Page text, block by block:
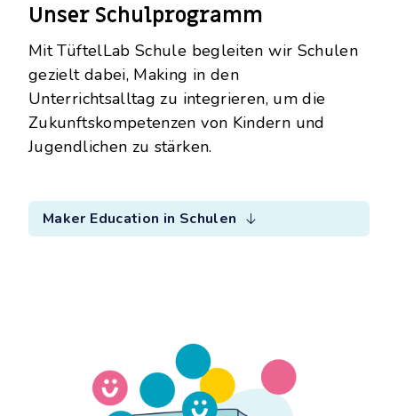
Unser Schulprogramm
Mit TüftelLab Schule begleiten wir Schulen
gezielt dabei, Making in den
Unterrichtsalltag zu integrieren, um die
Zukunftskompetenzen von Kindern und
Jugendlichen zu stärken.
Maker Education in Schulen